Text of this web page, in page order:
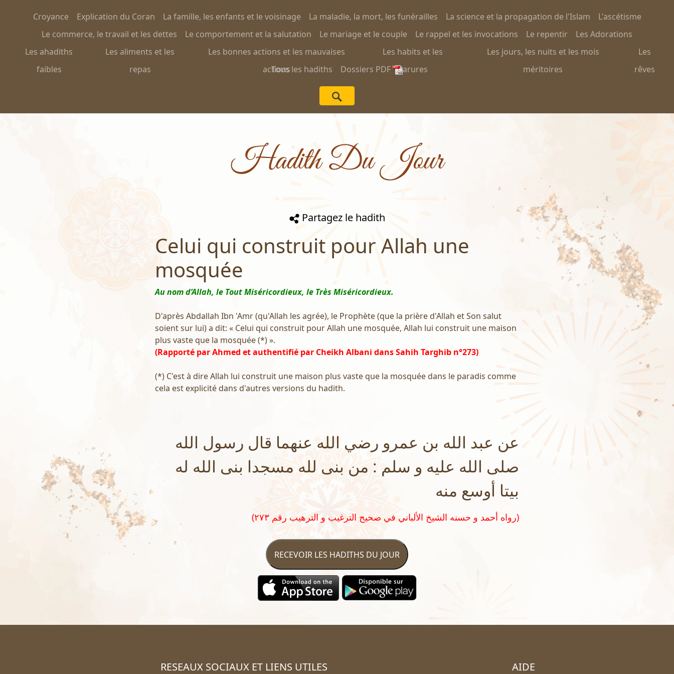
Croyance Explication du Coran La famille, les enfants et le voisinage La maladie, la mort, les funérailles La science et la propagation de l'Islam
L'ascétisme
Le commerce, le travail et les dettes
Le comportement et la salutation Le mariage et le couple Le rappel et les invocations Le repentir
Les Adorations
Les ahadiths
faibles
Les aliments et les
repas
Les bonnes actions et les mauvaises
actions
Les habits et les
parures
Les jours, les nuits et les mois
méritoires
Les
rêves
Tous les hadiths Dossiers PDF
Hadith Du Jour
Partagez le hadith
Celui qui construit pour Allah une
mosquée
Au nom d’Allah, le Tout Miséricordieux, le Très Miséricordieux.
D'après Abdallah Ibn 'Amr (qu'Allah les agrée), le Prophète (que la prière d'Allah et Son salut
soient sur lui) a dit: « Celui qui construit pour Allah une mosquée, Allah lui construit une maison
plus vaste que la mosquée (*) ».
(Rapporté par Ahmed et authentifié par Cheikh Albani dans Sahih Targhib n°273)
(*) C'est à dire Allah lui construit une maison plus vaste que la mosquée dans le paradis comme
cela est explicité dans d'autres versions du hadith.
عن عبد الله بن عمرو رضي الله عنهما قال رسول الله
صلى الله عليه و سلم : من بنى لله مسجدا بنى الله له
بيتا أوسع منه
(رواه أحمد و حسنه الشيخ الألباني في صحيح الترغيب و الترهيب رقم ٢٧٣)
RECEVOIR LES HADITHS DU JOUR
RESEAUX SOCIAUX ET LIENS UTILES AIDE